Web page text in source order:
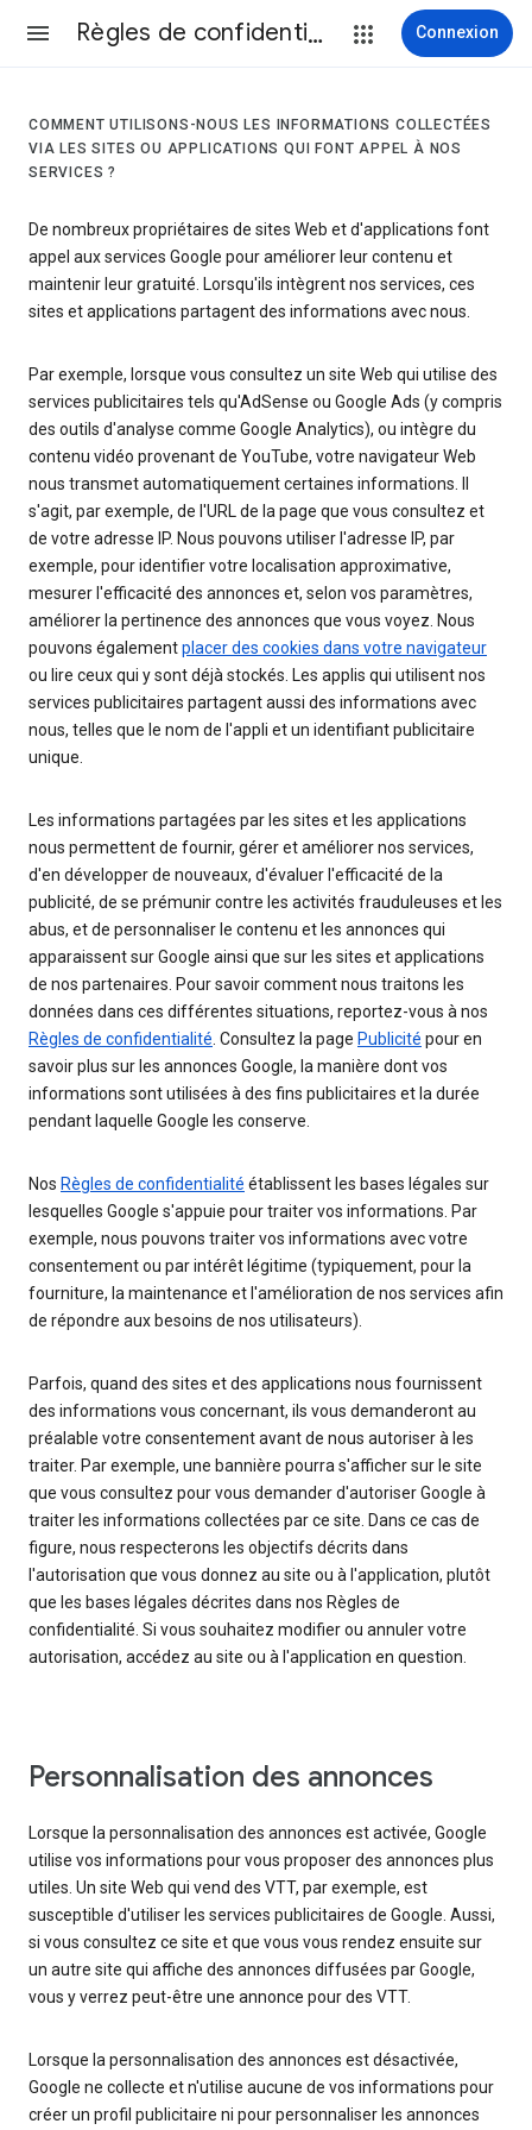
Règles de confidentialité et conditions d’utilisation Connexion
COMMENT UTILISONS-NOUS LES INFORMATIONS COLLECTÉES
VIA LES SITES OU APPLICATIONS QUI FONT APPEL À NOS
SERVICES ?
De nombreux propriétaires de sites Web et d'applications font
appel aux services Google pour améliorer leur contenu et
maintenir leur gratuité. Lorsqu'ils intègrent nos services, ces
sites et applications partagent des informations avec nous.
Par exemple, lorsque vous consultez un site Web qui utilise des
services publicitaires tels qu'AdSense ou Google Ads (y compris
des outils d'analyse comme Google Analytics), ou intègre du
contenu vidéo provenant de YouTube, votre navigateur Web
nous transmet automatiquement certaines informations. Il
s'agit, par exemple, de l'URL de la page que vous consultez et
de votre adresse IP. Nous pouvons utiliser l'adresse IP, par
exemple, pour identifier votre localisation approximative,
mesurer l'efficacité des annonces et, selon vos paramètres,
améliorer la pertinence des annonces que vous voyez. Nous
pouvons égalementplacer des cookies dans votre navigateur
ou lire ceux qui y sont déjà stockés. Les applis qui utilisent nos
services publicitaires partagent aussi des informations avec
nous, telles que le nom de l'appli et un identifiant publicitaire
unique.
Les informations partagées par les sites et les applications
nous permettent de fournir, gérer et améliorer nos services,
d'en développer de nouveaux, d'évaluer l'efficacité de la
publicité, de se prémunir contre les activités frauduleuses et les
abus, et de personnaliser le contenu et les annonces qui
apparaissent sur Google ainsi que sur les sites et applications
de nos partenaires. Pour savoir comment nous traitons les
données dans ces différentes situations, reportez-vous à nos
Règles de confidentialité. Consultez la page Publicité pour en
savoir plus sur les annonces Google, la manière dont vos
informations sont utilisées à des fins publicitaires et la durée
pendant laquelle Google les conserve.
Nos Règles de confidentialité établissent les bases légales sur
lesquelles Google s'appuie pour traiter vos informations. Par
exemple, nous pouvons traiter vos informations avec votre
consentement ou par intérêt légitime (typiquement, pour la
fourniture, la maintenance et l'amélioration de nos services afin
de répondre aux besoins de nos utilisateurs).
Parfois, quand des sites et des applications nous fournissent
des informations vous concernant, ils vous demanderont au
préalable votre consentement avant de nous autoriser à les
traiter. Par exemple, une bannière pourra s'afficher sur le site
que vous consultez pour vous demander d'autoriser Google à
traiter les informations collectées par ce site. Dans ce cas de
figure, nous respecterons les objectifs décrits dans
l'autorisation que vous donnez au site ou à l'application, plutôt
que les bases légales décrites dans nos Règles de
confidentialité. Si vous souhaitez modifier ou annuler votre
autorisation, accédez au site ou à l'application en question.
Personnalisation des annonces
Lorsque la personnalisation des annonces est activée, Google
utilise vos informations pour vous proposer des annonces plus
utiles. Un site Web qui vend des VTT, par exemple, est
susceptible d'utiliser les services publicitaires de Google. Aussi,
si vous consultez ce site et que vous vous rendez ensuite sur
un autre site qui affiche des annonces diffusées par Google,
vous y verrez peut-être une annonce pour des VTT.
Lorsque la personnalisation des annonces est désactivée,
Google ne collecte et n'utilise aucune de vos informations pour
créer un profil publicitaire ni pour personnaliser les annonces